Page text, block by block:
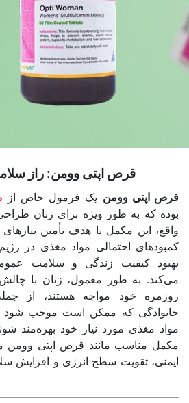
قرص اپتی وومن: راز
قرص اپتی وومن یک فرمول خاص از
بوده که به طور ویژه برای زنان
واقع، این مکمل با هدف تأمین نیازهای
کمبودهای احتمالی مواد مغذی در
بهبود کیفیت زندگی و سلامت
می‌کند. به طور معمول، زنان با
روزمره خود مواجه هستند، از
خانوادگی که ممکن است موجب شود
مواد مغذی مورد نیاز خود بهره‌مند
مکمل مناسب مانند قرص اپتی وومن
ایمنی، تقویت سطح انرژی و افزایش